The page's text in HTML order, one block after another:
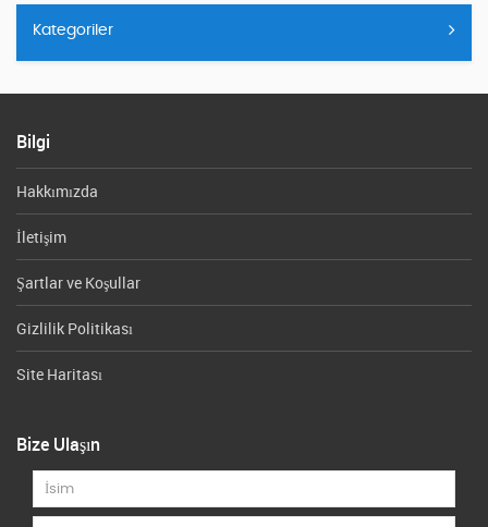
Kategoriler
Bilgi
Hakkımızda
İletişim
Şartlar ve Koşullar
Gizlilik Politikası
Site Haritası
Bize Ulaşın